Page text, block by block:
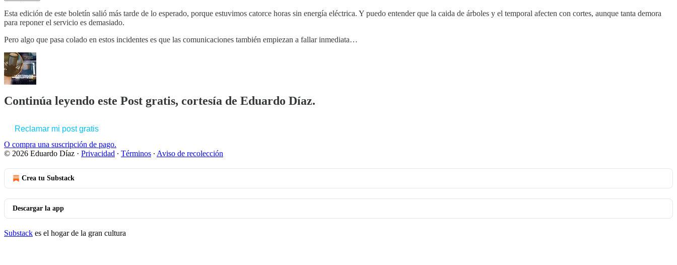
Esta edición de este boletín salió más tarde de lo esperado, porque estuvimos catorce horas sin energía eléctrica. Y puedo entender que la caida de árboles y el temporal afecten con cortes, aunque tanta demora
para reponer el servicio es demasiado.
Pero algo que pasa colado en estos incidentes es que las comunicaciones también empiezan a fallar inmediata…
Continúa leyendo este Post gratis, cortesía de Eduardo Díaz.
Reclamar mi post gratis
O compra una suscripción de pago.
© 2026 Eduardo Díaz · Privacidad ∙ Términos ∙ Aviso de recolección
Crea tu Substack
Descargar la app
Substack es el hogar de la gran cultura